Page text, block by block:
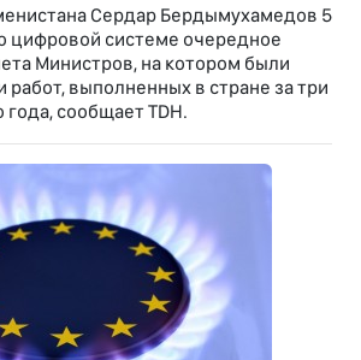
Сердар Бердымухамедов 5
цифровой системе очередное
Министров, на котором были
выполненных в стране за три
сообщает TDH.